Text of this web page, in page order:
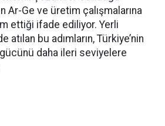
Ar-Ge ve üretim çalışmalarına
ettiği ifade ediliyor. Yerli
atılan bu adımların, Türkiye’nin
daha ileri seviyelere